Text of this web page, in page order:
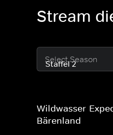
Stream
Select Season
Wildwasser-
Bärenland